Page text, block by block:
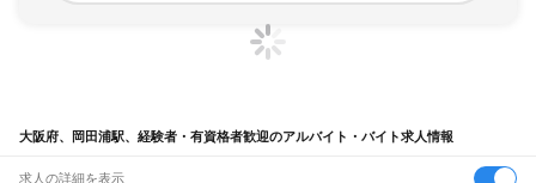
大阪府、岡田浦駅、経験者・有資格者歓迎のアルバイト・バイト求人情報
求人の詳細を表示